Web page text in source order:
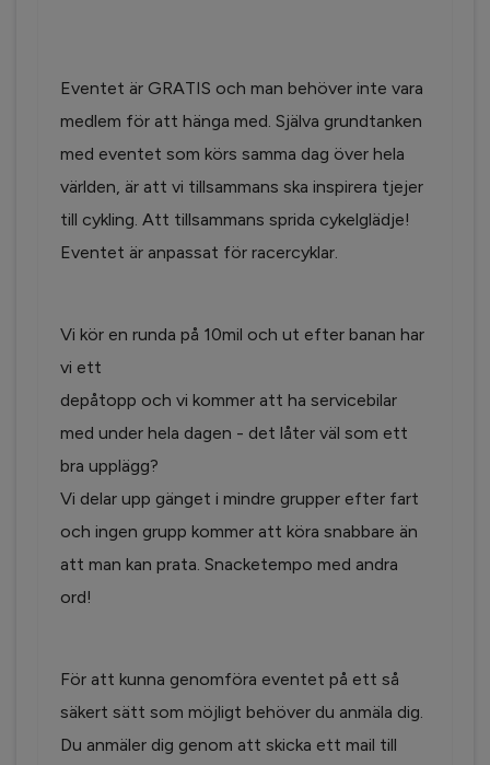
Eventet är GRATIS och man behöver inte vara
medlem för att hänga med. Själva grundtanken
med eventet som körs samma dag över hela
världen, är att vi tillsammans ska inspirera tjejer
till cykling. Att tillsammans sprida cykelglädje!
Eventet är anpassat för racercyklar.
Vi kör en runda på 10mil och ut efter banan har
vi ett
depåtopp och vi kommer att ha servicebilar
med under hela dagen - det låter väl som ett
bra upplägg?
Vi delar upp gänget i mindre grupper efter fart
och ingen grupp kommer att köra snabbare än
att man kan prata. Snacketempo med andra
ord!
För att kunna genomföra eventet på ett så
säkert sätt som möjligt behöver du anmäla dig.
Du anmäler dig genom att skicka ett mail till